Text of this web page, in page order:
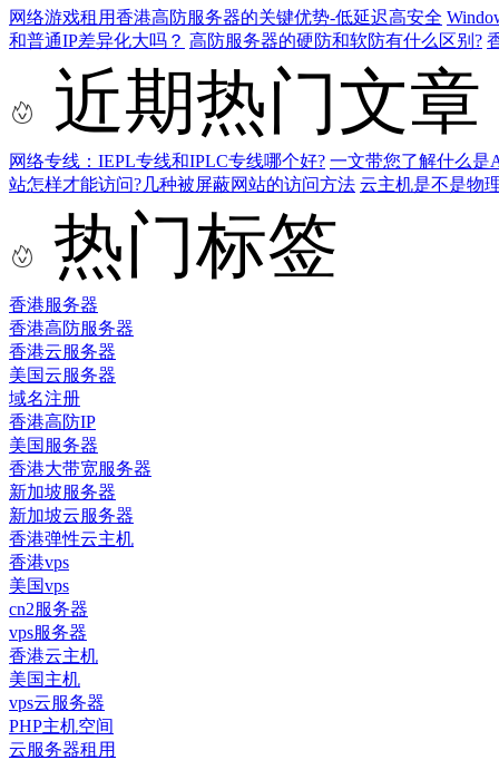
网络游戏租用香港高防服务器的关键优势-低延迟高安全
和普通IP差异化大吗？ 高防服务器的硬防和软防有什么区别?
近期热门文章
网络专线：IEPL专线和IPLC专线哪个好? 一文带您了解什么是
站怎样才能访问?几种被屏蔽网站的访问方法 云主机是不是物
热门标签
香港服务器
香港高防服务器
香港云服务器
美国云服务器
域名注册
香港高防IP
美国服务器
香港大带宽服务器
新加坡服务器
新加坡云服务器
香港弹性云主机
香港vps
美国vps
cn2服务器
vps服务器
香港云主机
美国主机
vps云服务器
PHP主机空间
云服务器租用